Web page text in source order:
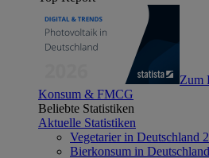
Zum
Konsum & FMCG
Beliebte Statistiken
Aktuelle Statistiken
Vegetarier in Deutschland
Bierkonsum in